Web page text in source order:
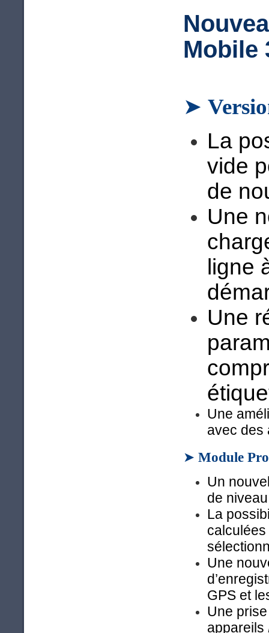
Mobile
➤
La
vide
de
Une
ligne
Une
Une
avec des
➤ Module Pro
Un
de
La
calculées
Une
GPS et
Une
appareils